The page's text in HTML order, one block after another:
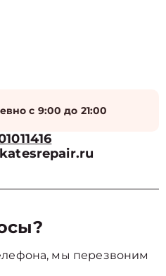
с 9:00 до 21:00
мы перезвоним